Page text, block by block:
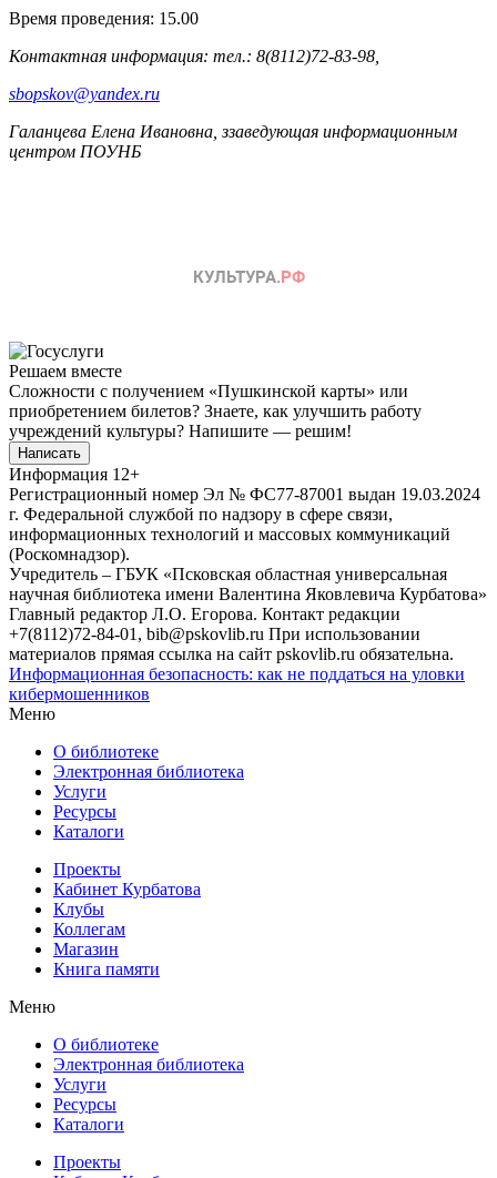
Время проведения: 15.00
Контактная информация: тел.: 8(8112)72-83-98,
sbopskov@yandex.ru
Галанцева Елена Ивановна, ззаведующая информационным
центром ПОУНБ
Решаем вместе
Сложности с получением «Пушкинской карты» или
приобретением билетов? Знаете, как улучшить работу
учреждений культуры? Напишите — решим!
Написать
Информация 12+
Регистрационный номер Эл № ФС77-87001 выдан 19.03.2024
г. Федеральной службой по надзору в сфере связи,
информационных технологий и массовых коммуникаций
(Роскомнадзор).
Учредитель – ГБУК «Псковская областная универсальная
научная библиотека имени Валентина Яковлевича Курбатова»
Главный редактор Л.О. Егорова. Контакт редакции
+7(8112)72-84-01, bib@pskovlib.ru При использовании
материалов прямая ссылка на сайт pskovlib.ru обязательна.
Информационная безопасность: как не поддаться на уловки
кибермошенников
Меню
О библиотеке
Электронная библиотека
Услуги
Ресурсы
Каталоги
Проекты
Кабинет Курбатова
Клубы
Коллегам
Магазин
Книга памяти
Меню
О библиотеке
Электронная библиотека
Услуги
Ресурсы
Каталоги
Проекты